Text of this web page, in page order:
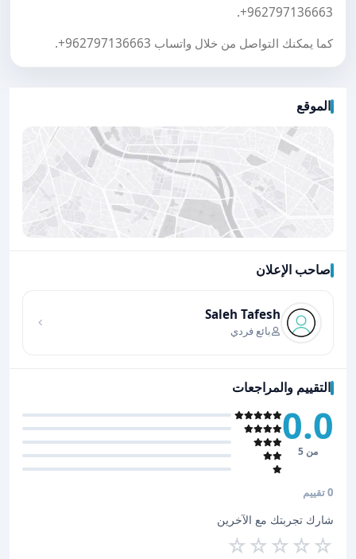
+962797136663
.
كما يمكنك التواصل من خلال واتساب +962797136663
.
الموقع
صاحب الإعلان
Saleh Tafesh
بائع فردي
التقييم والمراجعات
0.0
من 5
0 تقييم
شارك تجربتك مع الآخرين
☆
☆
☆
☆
☆